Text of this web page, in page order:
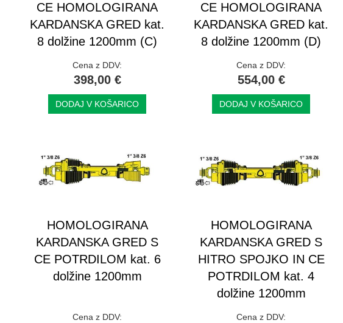
CE HOMOLOGIRANA
KARDANSKA GRED kat.
8 dolžine 1200mm (C)
Cena z DDV:
398,00 €
DODAJ V KOŠARICO
CE HOMOLOGIRANA
KARDANSKA GRED kat.
8 dolžine 1200mm (D)
Cena z DDV:
554,00 €
DODAJ V KOŠARICO
HOMOLOGIRANA
KARDANSKA GRED S
CE POTRDILOM kat. 6
dolžine 1200mm
Cena z DDV:
HOMOLOGIRANA
KARDANSKA GRED S
HITRO SPOJKO IN CE
POTRDILOM kat. 4
dolžine 1200mm
Cena z DDV: